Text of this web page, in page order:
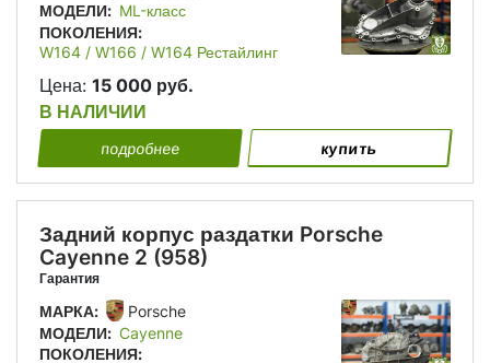
МОДЕЛИ: ML-класс
ПОКОЛЕНИЯ:
W164 / W166 / W164 Рестайлинг
Цена: 15 000 руб.
В НАЛИЧИИ
подробнее купить
Задний корпус раздатки Porsche
Cayenne 2 (958)
Гарантия
МАРКА:
Porsche
МОДЕЛИ: Cayenne
ПОКОЛЕНИЯ: